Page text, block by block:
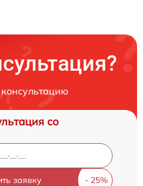
со
заявку